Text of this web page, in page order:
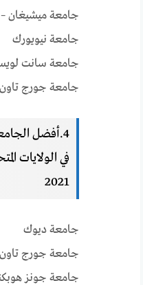
جامعة ميشيغان –
جامعة نيويورك
جامعة سانت
جامعة جورج تاون
4.أفضل
2021
جامعة ديوك
جامعة جورج تاون
جامعة جونز